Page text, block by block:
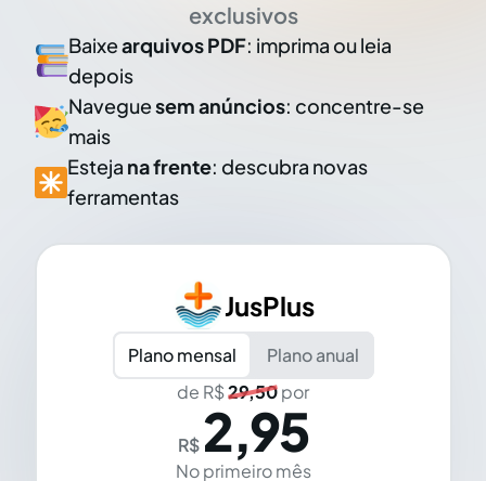
exclusivos
Baixearquivos PDF: imprima ou leia
depois
Naveguesem anúncios: concentre-se
mais
Esteja na frente: descubra novas
ferramentas
JusPlus
Plano mensal
Plano anual
de R$29,50por
R$ 2,95
No primeiro mês